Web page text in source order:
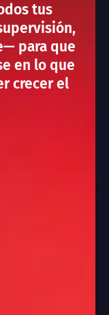
tus
para que
en lo que
crecer el